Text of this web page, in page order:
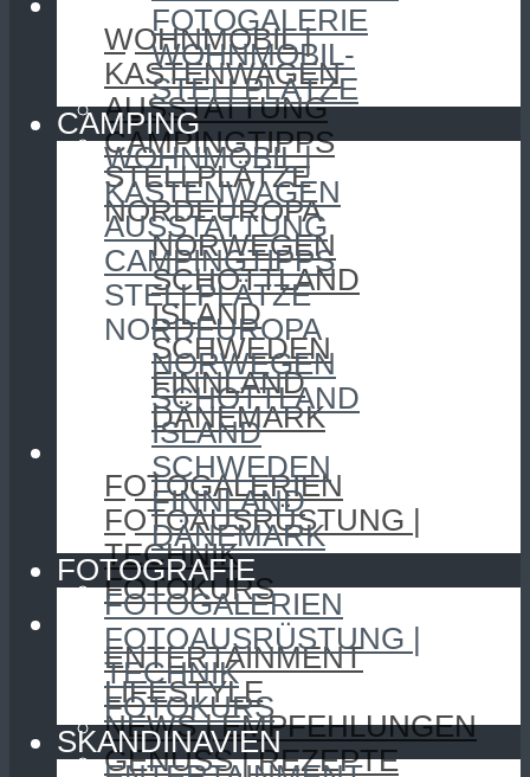
WOHNMOBIL |
KASTENWAGEN
AUSSTATTUNG
CAMPINGTIPPS
STELLPLÄTZE
NORDEUROPA
NORWEGEN
SCHOTTLAND
ISLAND
SCHWEDEN
FINNLAND
DÄNEMARK
FOTOGRAFIE
FOTOGALERIEN
FOTOAUSRÜSTUNG |
TECHNIK
FOTOKURS
SKANDINAVIEN
ENTERTAINMENT
LIFESTYLE
NEWS | EMPFEHLUNGEN
GENUSS | REZEPTE
FOTOGALERIE
WOHNMOBIL-
STELLPLÄTZE
CAMPING
WOHNMOBIL |
KASTENWAGEN
AUSSTATTUNG
CAMPINGTIPPS
STELLPLÄTZE
NORDEUROPA
NORWEGEN
SCHOTTLAND
ISLAND
SCHWEDEN
FINNLAND
DÄNEMARK
FOTOGRAFIE
FOTOGALERIEN
FOTOAUSRÜSTUNG |
TECHNIK
FOTOKURS
SKANDINAVIEN